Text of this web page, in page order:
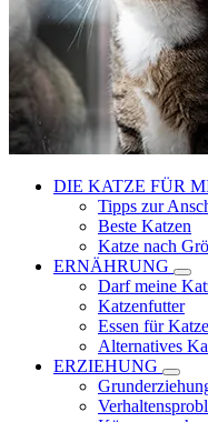
DIE KATZE FÜR
Tipps zur
Beste Katzen
Katze nach
ERNÄHRUNG
Darf meine
Katzenfutter
Essen für
Alternatives
ERZIEHUNG